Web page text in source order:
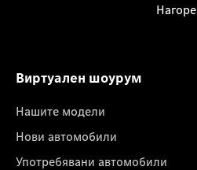
Нагоре
Виртуален шоурум
Нашите модели
Нови автомобили
Употребявани автомобили